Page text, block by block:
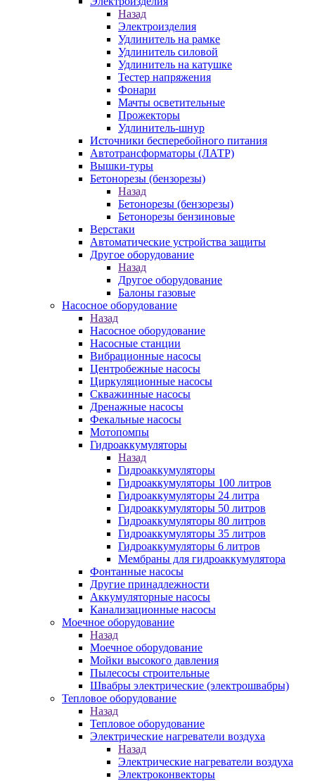
Назад
Электроизделия
Удлинитель на рамке
Удлинитель силовой
Удлинитель на катушке
Тестер напряжения
Фонари
Мачты осветительные
Прожекторы
Удлинитель-шнур
Источники бесперебойного питания
Автотрансформаторы (ЛАТР)
Вышки-туры
Бетонорезы (бензорезы)
Назад
Бетонорезы (бензорезы)
Бетонорезы бензиновые
Верстаки
Автоматические устройства защиты
Другое оборудование
Назад
Другое оборудование
Балоны газовые
Насосное оборудование
Назад
Насосное оборудование
Насосные станции
Вибрационные насосы
Центробежные насосы
Циркуляционные насосы
Скважинные насосы
Дренажные насосы
Фекальные насосы
Мотопомпы
Гидроаккумуляторы
Назад
Гидроаккумуляторы
Гидроаккумуляторы 100 литров
Гидроаккумуляторы 24 литра
Гидроаккумуляторы 50 литров
Гидроаккумуляторы 80 литров
Гидроаккумуляторы 35 литров
Гидроаккумуляторы 6 литров
Мембраны для гидроаккумулятора
Фонтанные насосы
Другие принадлежности
Аккумуляторные насосы
Канализационные насосы
Моечное оборудование
Назад
Моечное оборудование
Мойки высокого давления
Пылесосы строительные
Швабры электрические (электрошвабры)
Тепловое оборудование
Назад
Тепловое оборудование
Электрические нагреватели воздуха
Назад
Электрические нагреватели воздуха
Электроконвекторы